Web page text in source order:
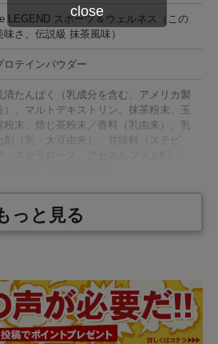
LEGEND スポーツ＆ウェルネス（この
味さ、伝説級 抹茶風味）
ロテインパウダー
清たんぱく（乳成分を含む、アメリカ製
）、マルトデキストリン、抹茶粉末、玉
粉末、焙じ茶粉末／香料（乳由来）、乳
剤（乳・大豆由来）、甘味料（ステビ
本
示 1食（40g）あたり
っと見る
close